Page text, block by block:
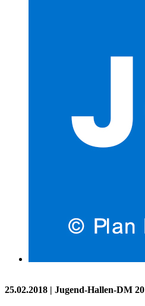
25.02.2018 | Jugend-Hallen-DM